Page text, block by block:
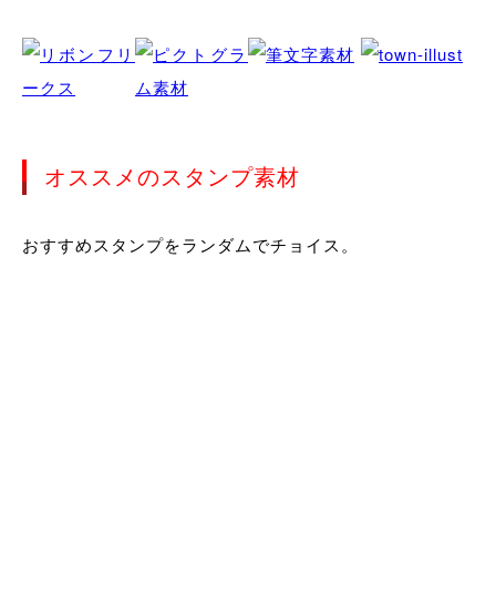
オススメのスタンプ素材
おすすめスタンプをランダムでチョイス。